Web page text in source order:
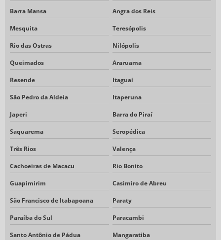
Barra Mansa Angra dos Reis
Mesquita Teresópolis
Rio das Ostras Nilópolis
Queimados Araruama
Resende Itaguaí
São Pedro da Aldeia Itaperuna
Japeri Barra do Piraí
Saquarema Seropédica
Três Rios Valença
Cachoeiras de Macacu Rio Bonito
Guapimirim Casimiro de Abreu
São Francisco de Itabapoana Paraty
Paraíba do Sul Paracambi
Santo Antônio de Pádua Mangaratiba